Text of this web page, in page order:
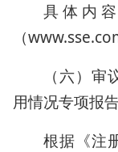
具体内
（
（六）
用情况专项报
根据《注